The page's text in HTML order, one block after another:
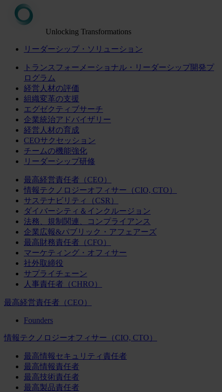
Unlocking Transformations
リーダーシップ・ソリューション
トランスフォーメーショナル・リーダーシップ開発プ
ログラム
経営人材の評価
組織変革の支援
エグゼクティブサーチ
企業統治アドバイザリー
経営人材の育成
CEOサクセッション
チームの機能強化
リーダーシップ研修
最高経営責任者（CEO）
情報テクノロジーオフィサー（CIO, CTO）
サステナビリティ（CSR）
ダイバーシティ＆インクルージョン
法務、規制関連、コンプライアンス
企業広報&パブリック・アフェアーズ
最高財務責任者（CFO）
マーケティング・オフィサー
社外取締役
サプライチェーン
人事責任者（CHRO）
最高経営責任者（CEO）
Founders
情報テクノロジーオフィサー（CIO, CTO）
最高情報セキュリティ責任者
最高情報責任者
最高技術責任者
最高製品責任者